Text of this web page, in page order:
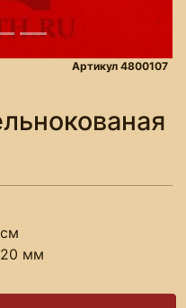
Артикул 4800107
20 мм